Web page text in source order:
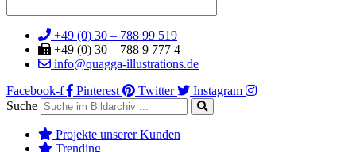
+49 (0) 30 – 788 99 519
+49 (0) 30 – 788 9 777 4
info@quagga-illustrations.de
Facebook-f
Pinterest Twitter
Instagram
Suche
Projekte unserer Kunden
Trending